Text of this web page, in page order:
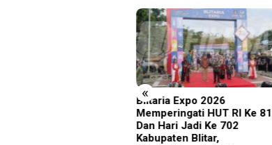
«
Edukasi Sejak Dini, Pemkab
Sidoarjo Perkuat
Pencegahan HIV di Kalangan
Remaja